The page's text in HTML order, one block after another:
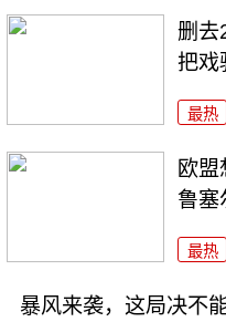
删去
把戏
最热
欧
鲁塞
最热
暴风来袭，这局决不